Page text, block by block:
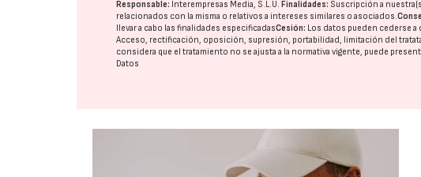
Responsable: Interempresas Media, S.L.U. Finalidades: Suscripción a
relacionados con la misma o relativos a intereses similares o asociados.
llevar a cabo las finalidades especificadasCesión: Los datos pueden cederse a
Acceso, rectificación, oposición, supresión, portabilidad, limitación del
considera que el tratamiento no se ajusta a la normativa vigente, puede
Datos